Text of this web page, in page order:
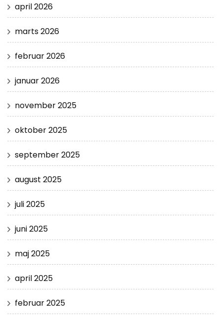
april 2026
marts 2026
februar 2026
januar 2026
november 2025
oktober 2025
september 2025
august 2025
juli 2025
juni 2025
maj 2025
april 2025
februar 2025